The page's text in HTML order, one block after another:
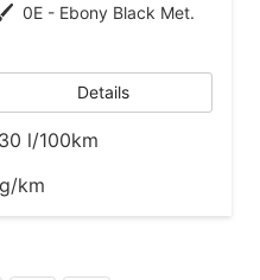
Außenfarbe 0E - Ebony Black Met.
Details
l/100km
km